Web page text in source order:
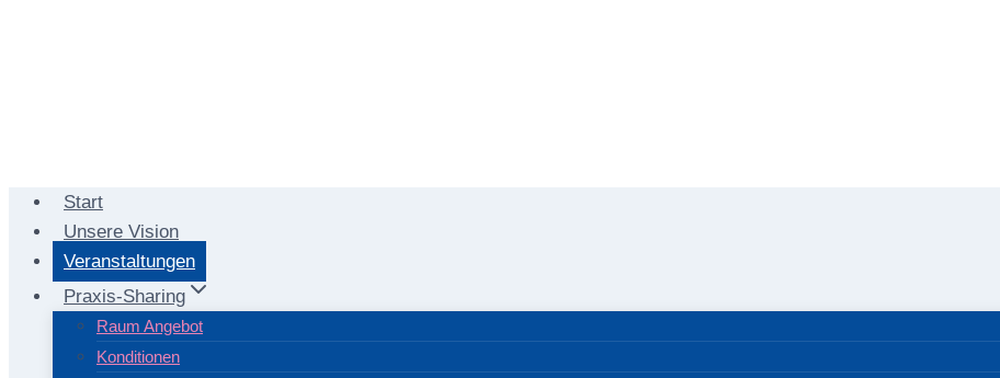
Start
Unsere Vision
Veranstaltungen
Praxis-Sharing
Raum Angebot
Konditionen